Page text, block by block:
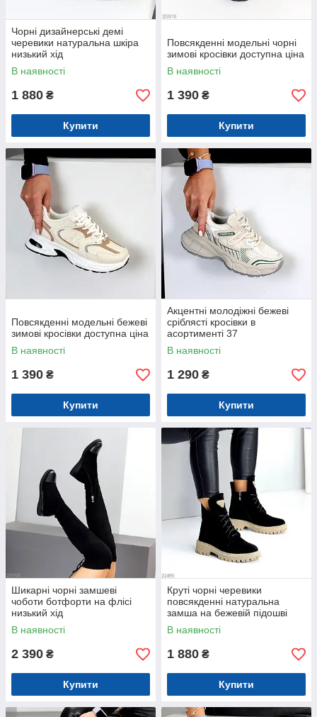
Чорні дизайнерські демі
черевики натуральна шкіра
низький хід
В наявності
1 880 ₴
Купити
Повсякденні модельні чорні
зимові кросівки доступна ціна
В наявності
1 390 ₴
Купити
Повсякденні модельні бежеві
зимові кросівки доступна ціна
В наявності
1 390 ₴
Купити
Акцентні молодіжні бежеві
сріблясті кросівки в
асортименті 37
В наявності
1 290 ₴
Купити
Шикарні чорні замшеві
чоботи ботфорти на флісі
низький хід
В наявності
2 390 ₴
Купити
Круті чорні черевики
повсякденні натуральна
замша на бежевій підошві
В наявності
1 880 ₴
Купити